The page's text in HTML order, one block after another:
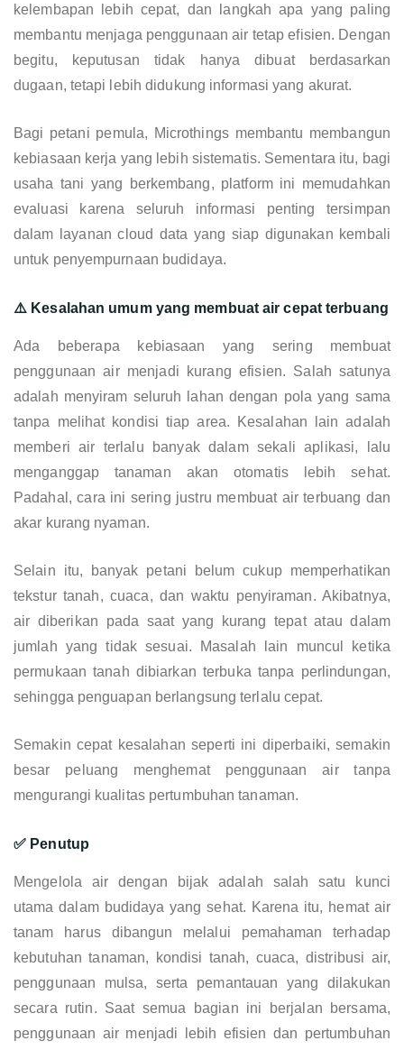
kelembapan lebih cepat, dan langkah apa yang paling
membantu menjaga penggunaan air tetap efisien. Dengan
begitu, keputusan tidak hanya dibuat berdasarkan
dugaan, tetapi lebih didukung informasi yang akurat.
Bagi petani pemula, Microthings membantu membangun
kebiasaan kerja yang lebih sistematis. Sementara itu, bagi
usaha tani yang berkembang, platform ini memudahkan
evaluasi karena seluruh informasi penting tersimpan
dalam layanan cloud data yang siap digunakan kembali
untuk penyempurnaan budidaya.
⚠️ Kesalahan umum yang membuat air cepat terbuang
Ada beberapa kebiasaan yang sering membuat
penggunaan air menjadi kurang efisien. Salah satunya
adalah menyiram seluruh lahan dengan pola yang sama
tanpa melihat kondisi tiap area. Kesalahan lain adalah
memberi air terlalu banyak dalam sekali aplikasi, lalu
menganggap tanaman akan otomatis lebih sehat.
Padahal, cara ini sering justru membuat air terbuang dan
akar kurang nyaman.
Selain itu, banyak petani belum cukup memperhatikan
tekstur tanah, cuaca, dan waktu penyiraman. Akibatnya,
air diberikan pada saat yang kurang tepat atau dalam
jumlah yang tidak sesuai. Masalah lain muncul ketika
permukaan tanah dibiarkan terbuka tanpa perlindungan,
sehingga penguapan berlangsung terlalu cepat.
Semakin cepat kesalahan seperti ini diperbaiki, semakin
besar peluang menghemat penggunaan air tanpa
mengurangi kualitas pertumbuhan tanaman.
✅ Penutup
Mengelola air dengan bijak adalah salah satu kunci
utama dalam budidaya yang sehat. Karena itu, hemat air
tanam harus dibangun melalui pemahaman terhadap
kebutuhan tanaman, kondisi tanah, cuaca, distribusi air,
penggunaan mulsa, serta pemantauan yang dilakukan
secara rutin. Saat semua bagian ini berjalan bersama,
penggunaan air menjadi lebih efisien dan pertumbuhan